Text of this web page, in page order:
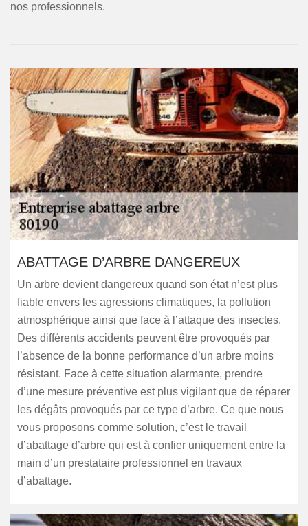
nos professionnels.
ABATTAGE D’ARBRE DANGEREUX
Un arbre devient dangereux quand son état n’est plus
fiable envers les agressions climatiques, la pollution
atmosphérique ainsi que face à l’attaque des insectes.
Des différents accidents peuvent être provoqués par
l’absence de la bonne performance d’un arbre moins
résistant. Face à cette situation alarmante, prendre
d’une mesure préventive est plus vigilant que de réparer
les dégâts provoqués par ce type d’arbre. Ce que nous
vous proposons comme solution, c’est le travail
d’abattage d’arbre qui est à confier uniquement entre la
main d’un prestataire professionnel en travaux
d’abattage.